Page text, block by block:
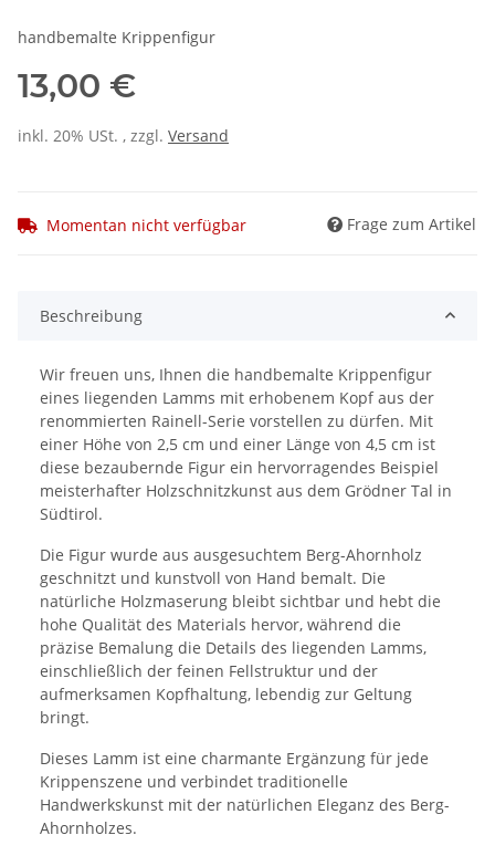
handbemalte Krippenfigur
13,00 €
inkl. 20% USt. , zzgl. Versand
Momentan nicht verfügbar Frage zum Artikel
Beschreibung
Wir freuen uns, Ihnen die handbemalte Krippenfigur
eines liegenden Lamms mit erhobenem Kopf aus der
renommierten Rainell-Serie vorstellen zu dürfen. Mit
einer Höhe von 2,5 cm und einer Länge von 4,5 cm ist
diese bezaubernde Figur ein hervorragendes Beispiel
meisterhafter Holzschnitzkunst aus dem Grödner Tal in
Südtirol.
Die Figur wurde aus ausgesuchtem Berg-Ahornholz
geschnitzt und kunstvoll von Hand bemalt. Die
natürliche Holzmaserung bleibt sichtbar und hebt die
hohe Qualität des Materials hervor, während die
präzise Bemalung die Details des liegenden Lamms,
einschließlich der feinen Fellstruktur und der
aufmerksamen Kopfhaltung, lebendig zur Geltung
bringt.
Dieses Lamm ist eine charmante Ergänzung für jede
Krippenszene und verbindet traditionelle
Handwerkskunst mit der natürlichen Eleganz des Berg-
Ahornholzes.